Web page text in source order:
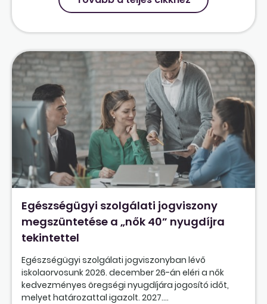
Egészségügyi szolgálati jogviszony
megszüntetése a „nők 40” nyugdíjra
tekintettel
Egészségügyi szolgálati jogviszonyban lévő
iskolaorvosunk 2026. december 26-án eléri a nők
kedvezményes öregségi nyugdíjára jogosító időt,
melyet határozattal igazolt. 2027....